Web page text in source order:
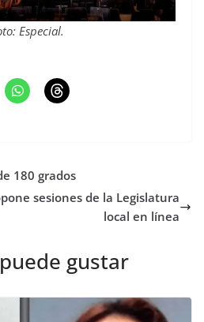
Especial.
180 grados
sesiones de la Legislatura
local en línea
gustar